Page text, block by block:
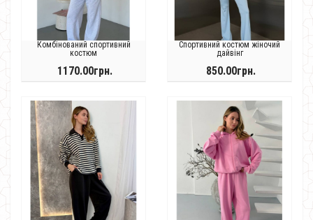
Комбінований спортивний
костюм
1170.00грн.
Спортивний костюм жіночий
дайвінг
850.00грн.